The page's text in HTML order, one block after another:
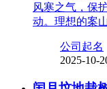
风寒之气，保
动。理想的案
公司起名
2025-10-